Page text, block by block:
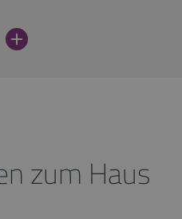
zum Haus